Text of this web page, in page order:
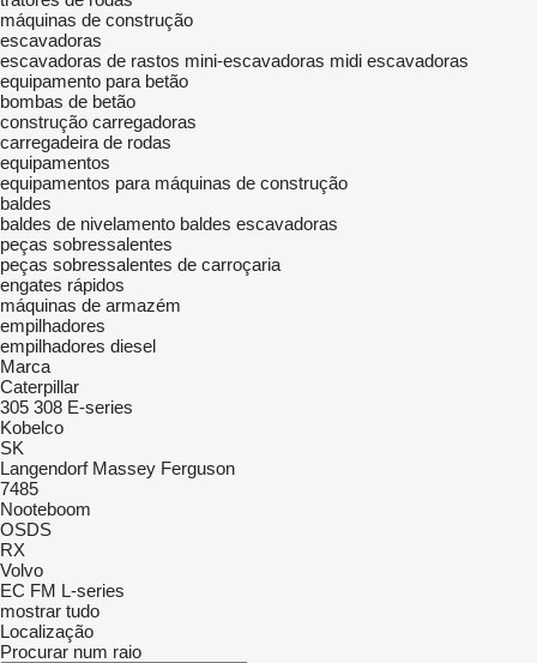
máquinas de construção
escavadoras
escavadoras de rastos mini-escavadoras midi escavadoras
equipamento para betão
bombas de betão
construção carregadoras
carregadeira de rodas
equipamentos
equipamentos para máquinas de construção
baldes
baldes de nivelamento baldes escavadoras
peças sobressalentes
peças sobressalentes de carroçaria
engates rápidos
máquinas de armazém
empilhadores
empilhadores diesel
Marca
Caterpillar
305 308 E-series
Kobelco
SK
Langendorf Massey Ferguson
7485
Nooteboom
OSDS
RX
Volvo
EC FM L-series
mostrar tudo
Localização
Procurar num raio